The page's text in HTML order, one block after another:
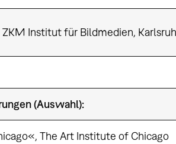
Institut für Bildmedien,
(Auswahl):
The Art Institute of Chicago